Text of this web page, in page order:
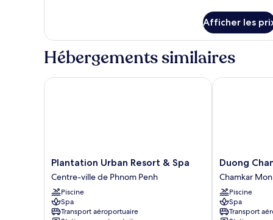
jumeaux
Chambre
Standard
avec
jumeaux
Afficher les
Hébergements similaires
Plantation
Urban
Resort
&
Spa
Centre-
Plantation Urban Resort & Spa
Centre-ville de Phnom Penh
Piscine
Spa
Transport aéroportuaire
Plantation Urban Resort & Spa
Duong
Chan
Hotel
Chamkar
Mon
Duong
Chamkar Mon
Piscine
Spa
Transport
Duong Chan